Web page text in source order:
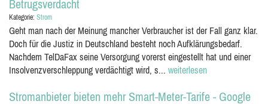
Betrugsverdacht
Kategorie: Strom
Geht man nach der Meinung mancher Verbraucher ist der Fall ganz klar.
Doch für die Justiz in Deutschland besteht noch Aufklärungsbedarf.
Nachdem TelDaFax seine Versorgung vorerst eingestellt hat und einer
Insolvenzverschleppung verdächtigt wird, s... weiterlesen
Stromanbieter bieten mehr Smart-Meter-Tarife - Google